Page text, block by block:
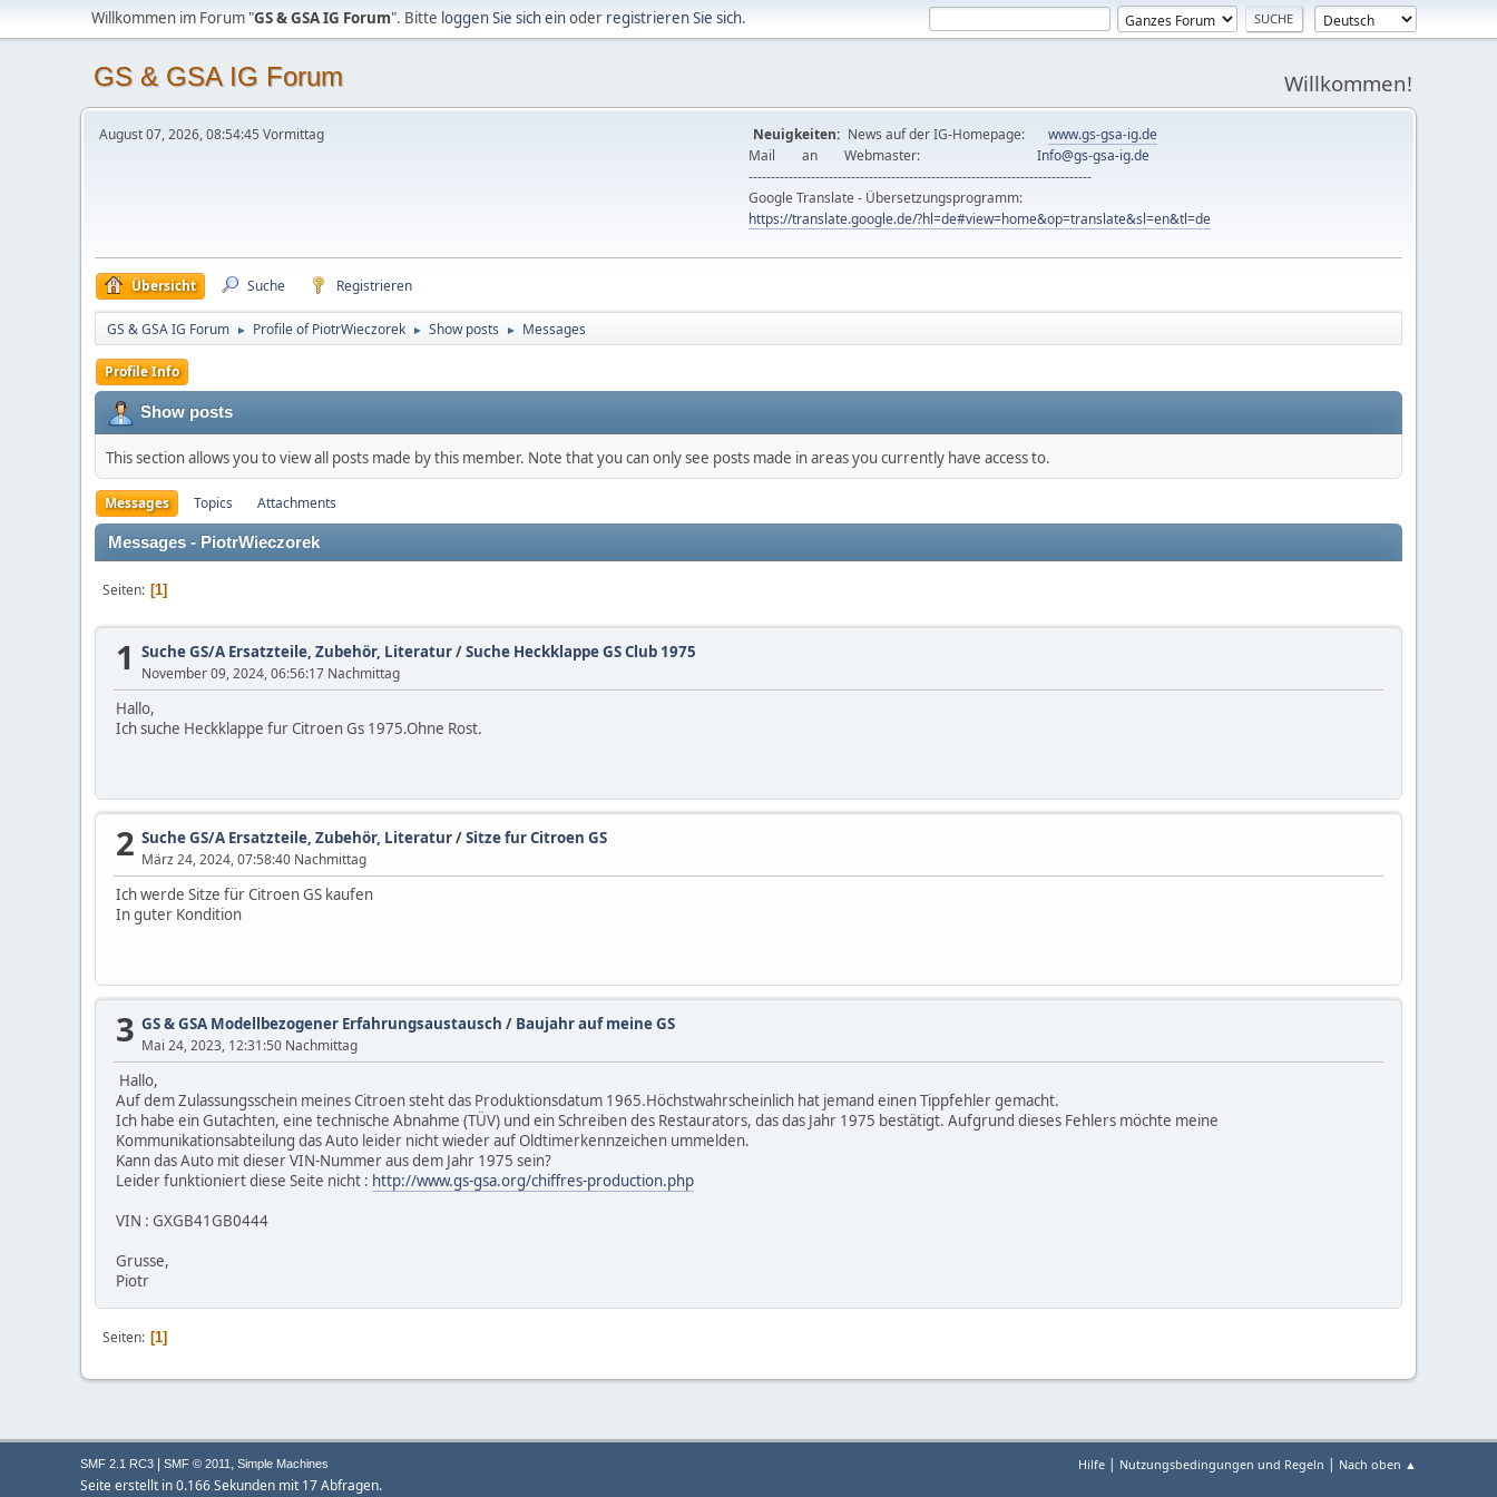
Willkommen im Forum "GS & GSA IG Forum". Bitte loggen Sie sich einoder registrieren Sie sich.
GS & GSA IG Forum Willkommen!
August 07, 2026, 08:54:45 Vormittag Neuigkeiten: News auf der IG-Homepage: www.gs-gsa-ig.de
Mail an Webmaster: Info@gs-gsa-ig.de
-----------------------------------------------------------------------------
Google Translate - Übersetzungsprogramm:
https://translate.google.de/?hl=de#view=home&op=translate&sl=en&tl=de
Übersicht Suche Registrieren
GS & GSA IG Forum ► Profile of PiotrWieczorek ► Show posts ► Messages
Profile Info
Show posts
This section allows you to view all posts made by this member. Note that you can only see posts made in areas you currently have access to.
Messages Topics Attachments
Messages - PiotrWieczorek
Seiten 1
1 Suche GS/A Ersatzteile, Zubehör, Literatur/Suche Heckklappe GS Club 1975
November 09, 2024, 06:56:17 Nachmittag
Hallo,
Ich suche Heckklappe fur Citroen Gs 1975.Ohne Rost.
2 Suche GS/A Ersatzteile, Zubehör, Literatur/Sitze fur Citroen GS
März 24, 2024, 07:58:40 Nachmittag
Ich werde Sitze für Citroen GS kaufen
In guter Kondition
3 GS & GSA Modellbezogener Erfahrungsaustausch / Baujahr auf meine GS
Mai 24, 2023, 12:31:50 Nachmittag
Hallo,
Auf dem Zulassungsschein meines Citroen steht das Produktionsdatum 1965.Höchstwahrscheinlich hat jemand einen Tippfehler gemacht.
Ich habe ein Gutachten, eine technische Abnahme (TÜV) und ein Schreiben des Restaurators, das das Jahr 1975 bestätigt. Aufgrund dieses Fehlers möchte meine
Kommunikationsabteilung das Auto leider nicht wieder auf Oldtimerkennzeichen ummelden.
Kann das Auto mit dieser VIN-Nummer aus dem Jahr 1975 sein?
Leider funktioniert diese Seite nicht : http://www.gs-gsa.org/chiffres-production.php
VIN : GXGB41GB0444
Grusse,
Piotr
Seiten 1
Hilfe | Nutzungsbedingungen und Regeln | Nach oben ▲
SMF 2.1 RC3 SMF © 2011 , Simple Machines
Seite erstellt in 0.166 Sekunden mit 17 Abfragen.